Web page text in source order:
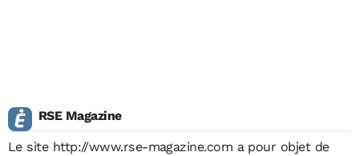
RSE Magazine
Le site http://www.rse-magazine.com a pour objet de